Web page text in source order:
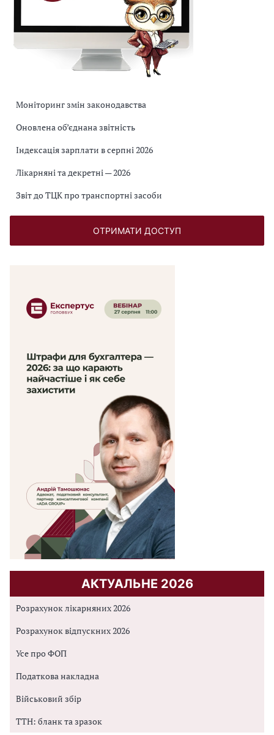
Моніторинг змін законодавства
Оновлена об’єднана звітність
Індексація зарплати в серпні 2026
Лікарняні та декретні — 2026
Звіт до ТЦК про транспортні засоби
ОТРИМАТИ ДОСТУП
АКТУАЛЬНЕ 2026
Розрахунок лікарняних 2026
Розрахунок відпускних 2026
Усе про ФОП
Податкова накладна
Військовий збір
ТТН: бланк та зразок